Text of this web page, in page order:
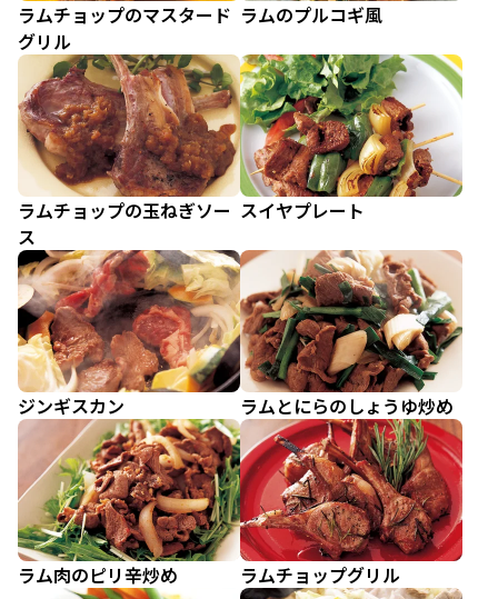
ラムチョップのマスタード
グリル
ラムのプルコギ風
ラムチョップの玉ねぎソー
ス
スイヤプレート
ジンギスカン ラムとにらのしょうゆ炒め
ラム肉のピリ辛炒め ラムチョップグリル